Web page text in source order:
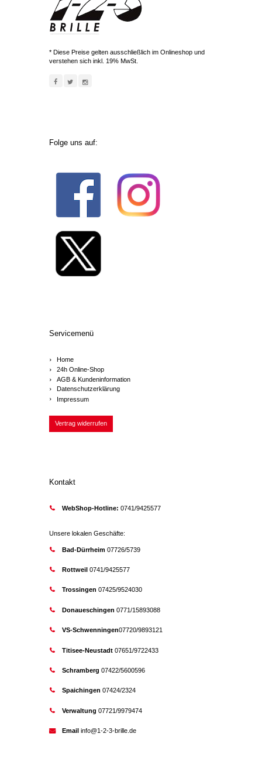
* Diese Preise gelten ausschließlich im Onlineshop und
verstehen sich inkl. 19% MwSt.
Folge uns auf:
Servicemenü
Home
24h Online-Shop
AGB & Kundeninformation
Datenschutzerklärung
Impressum
Vertrag widerrufen
Kontakt
WebShop-Hotline: 0741/9425577
Unsere lokalen Geschäfte:
Bad-Dürrheim07726/5739
Rottweil0741/9425577
Trossingen 07425/9524030
Donaueschingen 0771/15893088
VS-Schwenningen07720/9893121
Titisee-Neustadt07651/9722433
Schramberg 07422/5600596
Spaichingen 07424/2324
Verwaltung 07721/9979474
Emailinfo@1-2-3-brille.de